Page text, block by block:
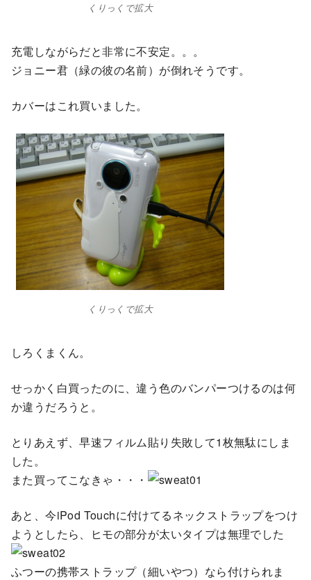
くりっくで拡大
充電しながらだと非常に不安定。。。
ジョニー君（緑の彼の名前）が倒れそうです。
カバーはこれ買いました。
くりっくで拡大
しろくまくん。
せっかく白買ったのに、違う色のバンパーつけるのは何
か違うだろうと。
とりあえず、早速フィルム貼り失敗して1枚無駄にしま
した。
また買ってこなきゃ・・・
あと、今iPod Touchに付けてるネックストラップをつけ
ようとしたら、ヒモの部分が太いタイプは無理でした
ふつーの携帯ストラップ（細いやつ）なら付けられま